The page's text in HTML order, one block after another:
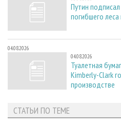
Путин
погибшего леса
04.08.2026
04.08.2026
Туалетная
Kimberly-Clark
производстве
СТАТЬИ ПО ТЕМЕ